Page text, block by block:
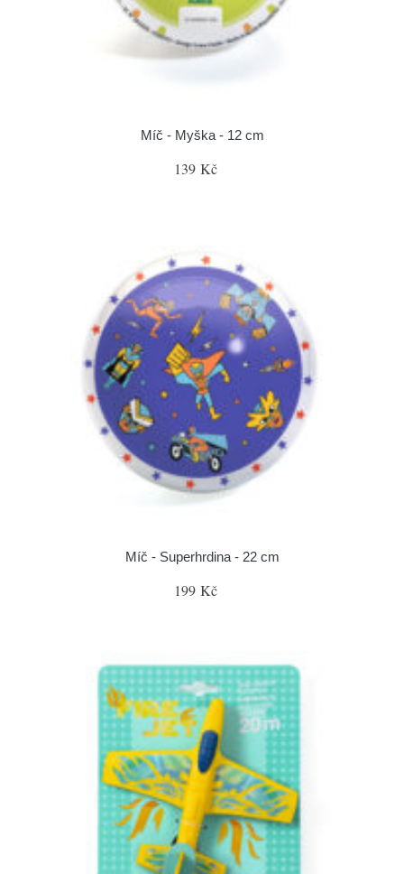
Míč - Myška - 12 cm
139 Kč
Míč - Superhrdina - 22 cm
199 Kč